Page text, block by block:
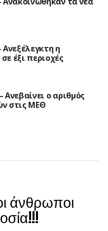
Ανεξέλεγκτη η
έξι περιοχές
Aνεβαίνει ο αριθμός
στις ΜΕΘ
άνθρωποι